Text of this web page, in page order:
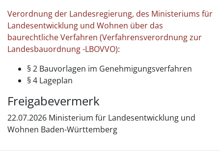
Verordnung der Landesregierung, des Ministeriums für
Landesentwicklung und Wohnen über das
baurechtliche Verfahren (Verfahrensverordnung zur
Landesbauordnung -LBOVVO):
§ 2 Bauvorlagen im Genehmigungsverfahren
§ 4 Lageplan
Freigabevermerk
22.07.2026 Ministerium für Landesentwicklung und
Wohnen Baden-Württemberg